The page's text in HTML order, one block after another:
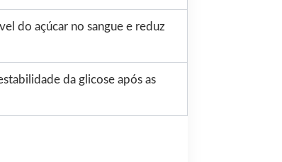
do açúcar no sangue e reduz
da glicose após as